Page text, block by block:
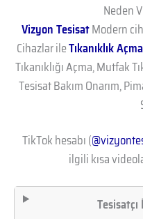
Neden
Vizyon TesisatModern
Cihazlar ileTıkanıklık Açma
Tıkanıklığı Açma, Mutfak
Tesisat Bakım Onarım,
TikTok hesabı (
ilgili kısa